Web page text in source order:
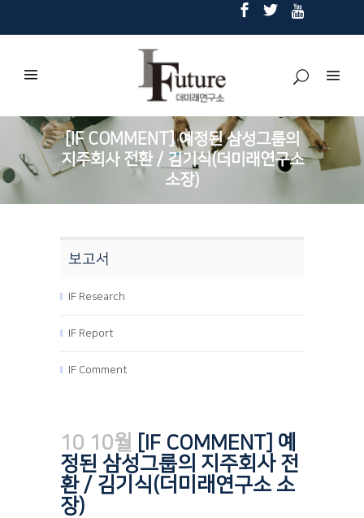
[IF COMMENT] 예정된 삼성그룹의
지주회사 전환 / 김기식(더미래연구소
소장)
보고서
IF Research
IF Report
IF Comment
10 10월 [IF COMMENT] 예
정된 삼성그룹의 지주회사 전
환 / 김기식(더미래연구소 소
장)